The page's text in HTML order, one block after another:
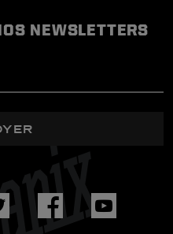
NEWSLETTERS